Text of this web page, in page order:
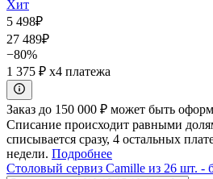
Хит
5 498₽
27 489₽
−80%
1 375 ₽ x4 платежа
Заказ до 150 000 ₽ может быть
Списание происходит равными
списывается сразу, 4 остальных
недели. Подробнее
Столовый сервиз Camille из 26 шт. -